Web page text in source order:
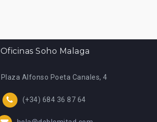
Oficinas Soho Malaga
Plaza Alfonso Poeta Canales, 4
(+34) 684 36 87 64